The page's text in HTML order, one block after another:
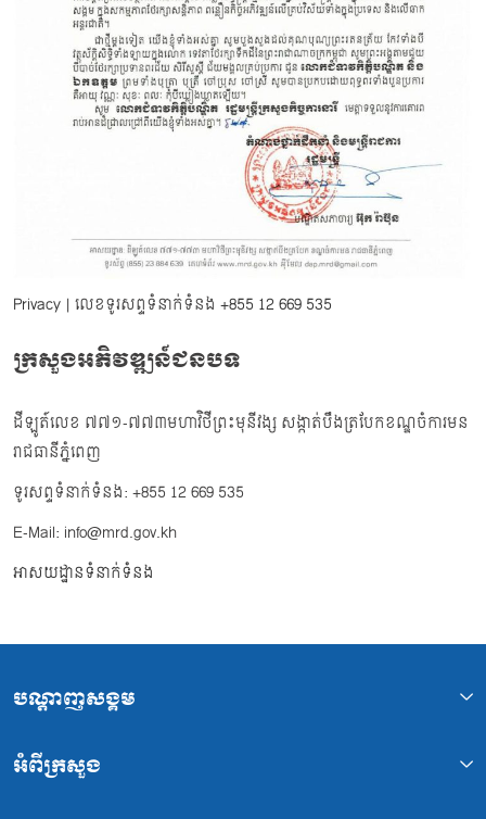
Privacy | លេខទូរសព្ទទំនាក់ទំនង +855 12 669 535
ក្រសួងអភិវឌ្ឍន៍ជនបទ
ដីឡូត៍លេខ ៧៧១-៧៧៣មហាវិថីព្រះមុនីវង្ស សង្កាត់បឹងត្របែកខណ្ឌចំការមន
រាជធានីភ្នំពេញ
ទូរសព្ទទំនាក់ទំនង: +855 12 669 535
E-Mail: info@mrd.gov.kh
អាសយដ្ឋានទំនាក់ទំនង
បណ្ដាញសង្គម
អំពីក្រសួង